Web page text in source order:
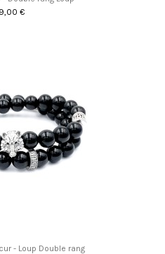
€
- Loup Double rang